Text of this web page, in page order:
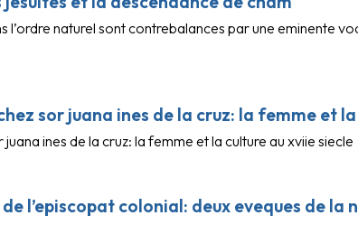
l’ordre naturel sont contrebalances par une eminente
sor juana ines de la cruz: la femme et
ines de la cruz: la femme et la culture au xviie siecle
l’episcopat colonial: deux eveques de la